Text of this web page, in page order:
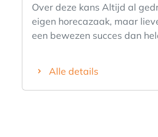
Over deze kans Altijd al gedroomd van een
eigen horecazaak, maar
een bewezen succes dan
vestiging in het centrum van
Deze volledig operationele
Alle details